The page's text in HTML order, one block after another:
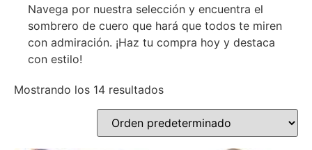
Navega por nuestra selección y encuentra el
sombrero de cuero que hará que todos te miren
con admiración. ¡Haz tu compra hoy y destaca
con estilo!
Mostrando los 14 resultados